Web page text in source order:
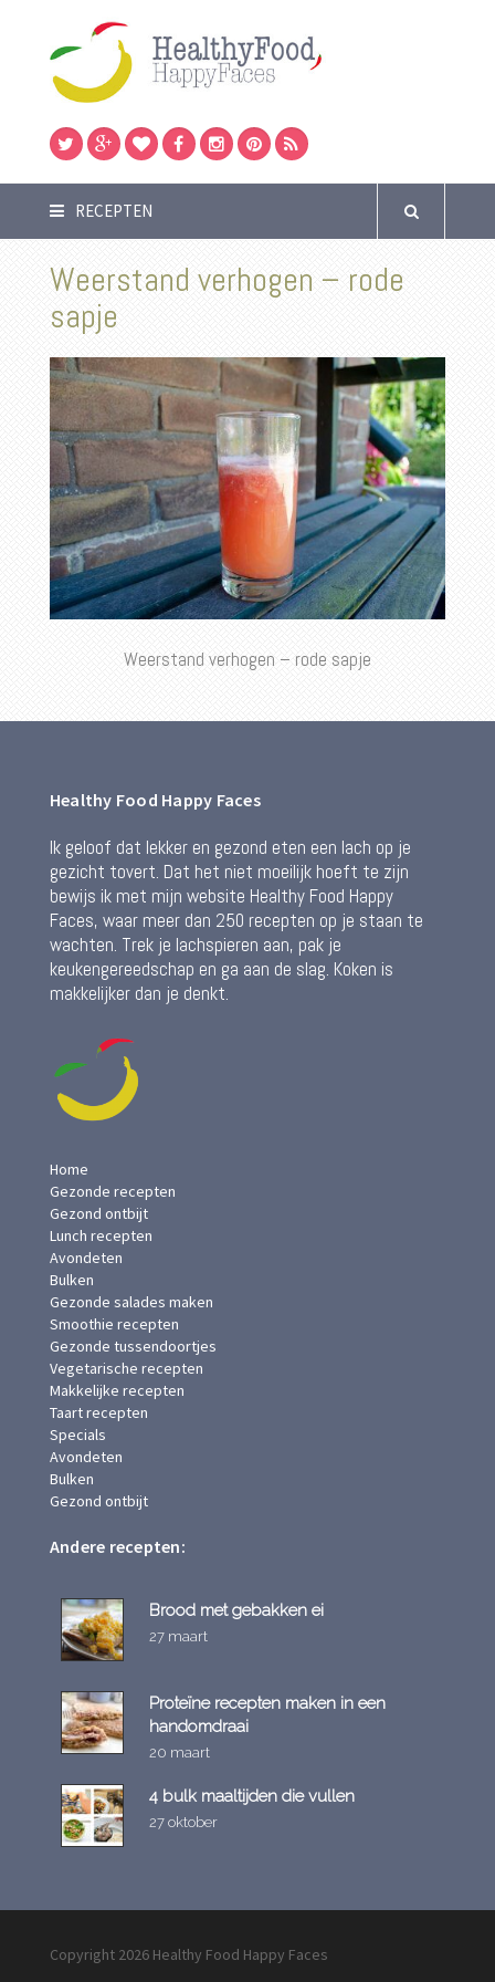
RECEPTEN
Weerstand verhogen – rode
sapje
Weerstand verhogen – rode sapje
Healthy Food Happy Faces
Ik geloof dat lekker en gezond eten een lach op je
gezicht tovert. Dat het niet moeilijk hoeft te zijn
bewijs ik met mijn website Healthy Food Happy
Faces, waar meer dan 250 recepten op je staan te
wachten. Trek je lachspieren aan, pak je
keukengereedschap en ga aan de slag. Koken is
makkelijker dan je denkt.
Home
Gezonde recepten
Gezond ontbijt
Lunch recepten
Avondeten
Bulken
Gezonde salades maken
Smoothie recepten
Gezonde tussendoortjes
Vegetarische recepten
Makkelijke recepten
Taart recepten
Specials
Avondeten
Bulken
Gezond ontbijt
Andere recepten:
Brood met gebakken ei
27 maart
Proteïne recepten maken in een
handomdraai
20 maart
4 bulk maaltijden die vullen
27 oktober
Copyright 2026 Healthy Food Happy Faces